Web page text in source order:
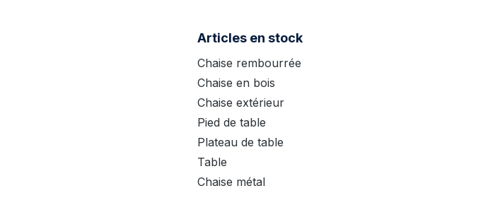
Articles en stock
Chaise rembourrée
Chaise en bois
Chaise extérieur
Pied de table
Plateau de table
Table
Chaise métal